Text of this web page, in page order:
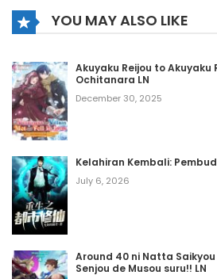
YOU MAY ALSO LIKE
Akuyaku Reijou to Akuyaku
Ochitanara LN
December 30, 2025
Kelahiran Kembali:
July 6, 2026
Around 40 ni Natta
Senjou de Musou suru!! LN